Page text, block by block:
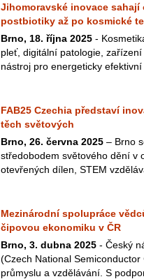
Jihomoravské inovace sahají
postbiotiky až po kosmické
Brno, 18. října 2025 -
pleť, digitální patologie,
nástroj pro energeticky efektivní
FAB25 Czechia představí
těch světových
Brno, 26. června 2025 – Brno
středobodem světového dění v
otevřených dílen, STEM
Mezinárodní spolupráce
čipovou ekonomiku v ČR
Brno, 3. dubna 2025 - Český
(Czech National
průmyslu a vzdělávání. S